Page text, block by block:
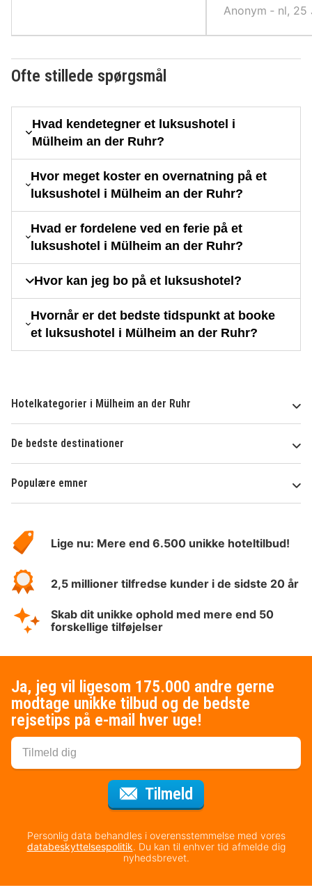
Anonym ‐ nl,
Ofte stillede spørgsmål
Hvad kendetegner et luksushotel i
Mülheim an der Ruhr?
Hvor meget koster en overnatning på et
luksushotel i Mülheim an der Ruhr?
Hvad er fordelene ved en ferie på et
luksushotel i Mülheim an der Ruhr?
Hvor kan jeg bo på et luksushotel?
Hvornår er det bedste tidspunkt at booke
et luksushotel i Mülheim an der Ruhr?
Hotelkategorier i Mülheim an der Ruhr
De bedste destinationer
Populære emner
HotelSpecials
Lige nu: Mere end 6.500 unikke hoteltilbud!
2,5 millioner tilfredse kunder i de sidste 20 år
Skab dit unikke ophold med mere end 50
forskellige tilføjelser
Ja, jeg vil ligesom 175.000 andre gerne
modtage unikke tilbud og de bedste
rejsetips på e-mail hver uge!
Tilmeld
Personlig data behandles i overensstemmelse med vores
databeskyttelsespolitik. Du kan til enhver tid afmelde dig
nyhedsbrevet.